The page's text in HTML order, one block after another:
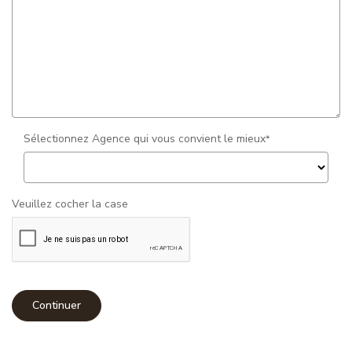
Sélectionnez Agence qui vous convient le mieux*
Veuillez cocher la case
Continuer